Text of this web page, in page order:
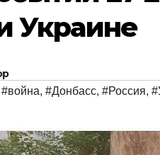
Украине
#война, #Донбасс, #Россия,